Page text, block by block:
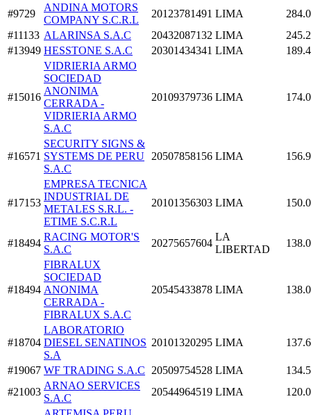
#9729
ANDINA MOTORS
COMPANY S.C.R.L
20123781491 LIMA
#11133 ALARINSA S.A.C 20432087132 LIMA
#13949 HESSTONE S.A.C 20301434341 LIMA
#15016
VIDRIERIA ARMO
SOCIEDAD
ANONIMA
CERRADA -
VIDRIERIA ARMO
S.A.C
20109379736 LIMA
#16571
SECURITY SIGNS &
SYSTEMS DE PERU
S.A.C
20507858156 LIMA
#17153
EMPRESA TECNICA
INDUSTRIAL DE
METALES S.R.L. -
ETIME S.C.R.L
20101356303 LIMA
#18494
RACING MOTOR'S
S.A.C
20275657604
LA
LIBERTAD
#18494
FIBRALUX
SOCIEDAD
ANONIMA
CERRADA -
FIBRALUX S.A.C
20545433878 LIMA
#18704
LABORATORIO
DIESEL SENATINOS
S.A
20101320295 LIMA
#19067 WF TRADING S.A.C 20509754528 LIMA
#21003
ARNAO SERVICES
S.A.C
20544964519 LIMA